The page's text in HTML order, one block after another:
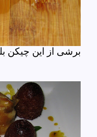
برشی از این چیکن